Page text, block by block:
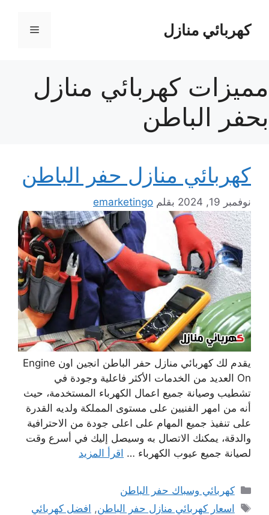
المحتوىكهربائي منازل القائمة
مميزات كهربائي منازل
بحفر الباطن
كهربائي منازل حفر الباطن
نوفمبر 19, 2024 بقلم emarketingo
يقدم لك كهربائي منازل حفر الباطن انجين اون Engine
On العديد من الخدمات الأكثر فاعلية وجودة في
تشطيب وصيانة جميع اعمال الكهرباء المستخدمة، حيث
أنه من امهر الفنيين على مستوى المملكة ولديه القدرة
على تنفيذ جميع المهام على اعلى جودة من الاحترافية
والدقة، يمكنك الاتصال به وسيصل إليك في أسرع وقت
لصيانة جميع عيوب الكهرباء … اقرأ المزيد
التصنيفات
كهربائي وسباك حفر الباطن
الوسوم
اسعار كهربائي منازل حفر الباطن, افضل كهربائي